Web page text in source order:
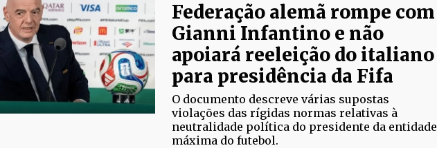
Federação alemã rompe com
Gianni Infantino e não
apoiará reeleição do italiano
para presidência da Fifa
O documento descreve várias supostas
violações das rígidas normas relativas à
neutralidade política do presidente da entidade
máxima do futebol.